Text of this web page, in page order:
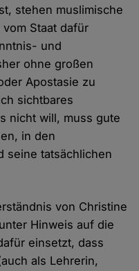
stehen muslimische
Staat dafür
und
ohne großen
Apostasie zu
sichtbares
nicht will, muss gute
in den
seine tatsächlichen
von Christine
Hinweis auf die
einsetzt, dass
als Lehrerin,